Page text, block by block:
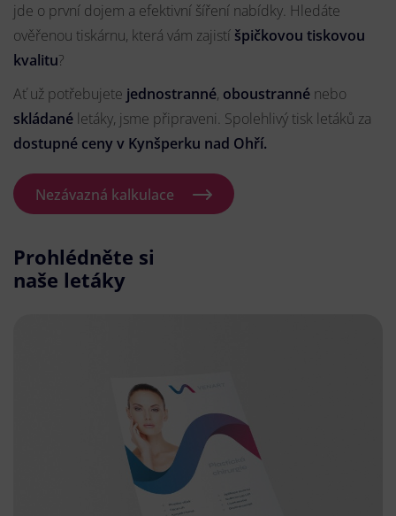
jde o první dojem a efektivní šíření nabídky. Hledáte
ověřenou tiskárnu, která vám zajistí špičkovou tiskovou
kvalitu?
Ať už potřebujete jednostranné, oboustranné nebo
skládané letáky, jsme připraveni. Spolehlivý tisk letáků za
dostupné ceny v Kynšperku nad Ohří.
Nezávazná kalkulace
Prohlédněte si
naše letáky